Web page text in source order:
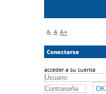
A- A A+
Conectarse
acceder a su cuenta